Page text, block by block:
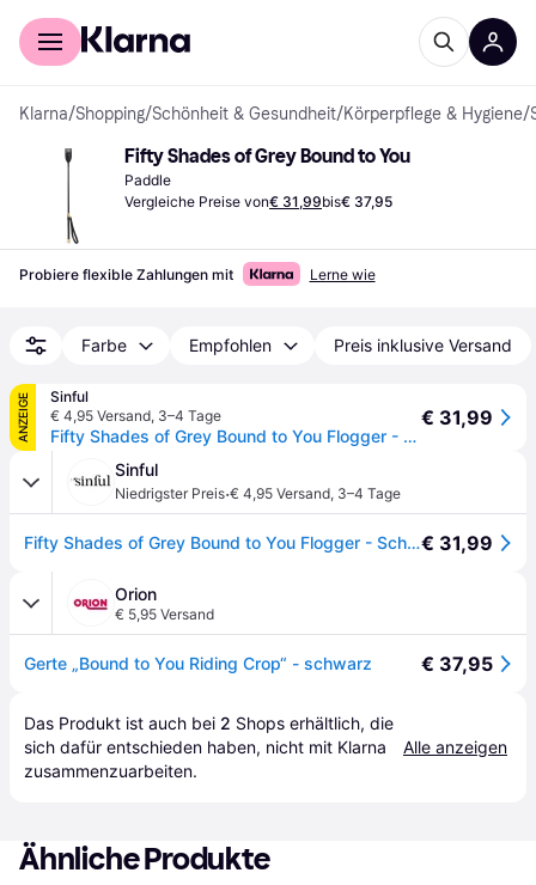
Für Shopper
Klarna/Shopping/Schönheit & Gesundheit/Körperpflege & Hygiene/
Fifty Shades of Grey Bound to You
Paddle
Vergleiche Preise von€ 31,99bis€ 37,95
Probiere flexible Zahlungen mit Lerne wie
Farbe Empfohlen Preis inklusive Versand
ANZEIGE
Sinful
€ 4,95 Versand, 3–4 Tage
Fifty Shades of Grey Bound to You Flogger - Schwarz
€ 31,99
Sinful
Niedrigster Preis·€ 4,95 Versand, 3–4 Tage
Fifty Shades of Grey Bound to You Flogger - Schwarz€ 31,99
Orion
€ 5,95 Versand
Gerte „Bound to You Riding Crop“ - schwarz € 37,95
Das Produkt ist auch bei 2 Shops erhältlich, die
sich dafür entschieden haben, nicht mit Klarna
zusammenzuarbeiten.
Alle anzeigen
Ähnliche Produkte